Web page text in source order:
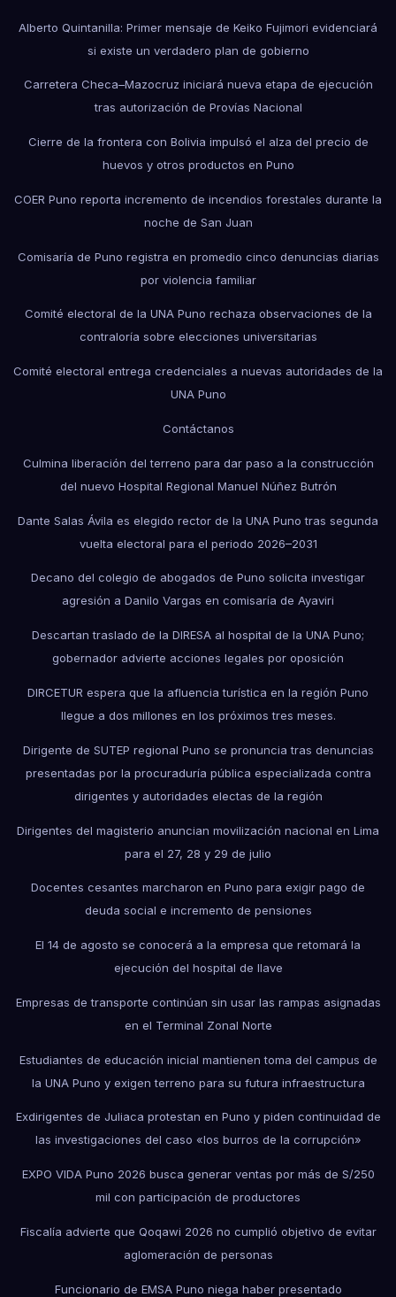
Alberto Quintanilla: Primer mensaje de Keiko Fujimori evidenciará
si existe un verdadero plan de gobierno
Carretera Checa–Mazocruz iniciará nueva etapa de ejecución
tras autorización de Provías Nacional
Cierre de la frontera con Bolivia impulsó el alza del precio de
huevos y otros productos en Puno
COER Puno reporta incremento de incendios forestales durante la
noche de San Juan
Comisaría de Puno registra en promedio cinco denuncias diarias
por violencia familiar
Comité electoral de la UNA Puno rechaza observaciones de la
contraloría sobre elecciones universitarias
Comité electoral entrega credenciales a nuevas autoridades de la
UNA Puno
Contáctanos
Culmina liberación del terreno para dar paso a la construcción
del nuevo Hospital Regional Manuel Núñez Butrón
Dante Salas Ávila es elegido rector de la UNA Puno tras segunda
vuelta electoral para el periodo 2026–2031
Decano del colegio de abogados de Puno solicita investigar
agresión a Danilo Vargas en comisaría de Ayaviri
Descartan traslado de la DIRESA al hospital de la UNA Puno;
gobernador advierte acciones legales por oposición
DIRCETUR espera que la afluencia turística en la región Puno
llegue a dos millones en los próximos tres meses.
Dirigente de SUTEP regional Puno se pronuncia tras denuncias
presentadas por la procuraduría pública especializada contra
dirigentes y autoridades electas de la región
Dirigentes del magisterio anuncian movilización nacional en Lima
para el 27, 28 y 29 de julio
Docentes cesantes marcharon en Puno para exigir pago de
deuda social e incremento de pensiones
El 14 de agosto se conocerá a la empresa que retomará la
ejecución del hospital de Ilave
Empresas de transporte continúan sin usar las rampas asignadas
en el Terminal Zonal Norte
Estudiantes de educación inicial mantienen toma del campus de
la UNA Puno y exigen terreno para su futura infraestructura
Exdirigentes de Juliaca protestan en Puno y piden continuidad de
las investigaciones del caso «los burros de la corrupción»
EXPO VIDA Puno 2026 busca generar ventas por más de S/250
mil con participación de productores
Fiscalía advierte que Qoqawi 2026 no cumplió objetivo de evitar
aglomeración de personas
Funcionario de EMSA Puno niega haber presentado